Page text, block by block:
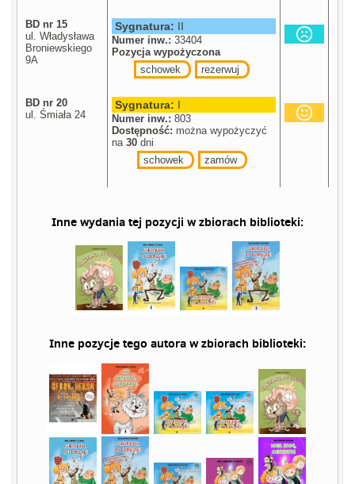
BD nr 15
ul. Władysława
Broniewskiego
9A
Sygnatura: II
Numer inw.: 33404
Pozycja wypożyczona
schowek
rezerwuj
BD nr 20
ul. Śmiała 24
Sygnatura: I
Numer inw.: 803
Dostępność: można wypożyczyć
na30 dni
schowek
zamów
Inne wydania tej pozycji w zbiorach biblioteki:
Inne pozycje tego autora w zbiorach biblioteki: